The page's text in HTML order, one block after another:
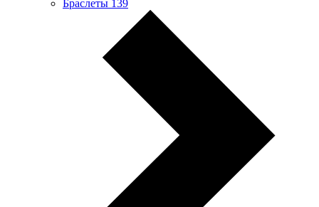
Браслеты 139